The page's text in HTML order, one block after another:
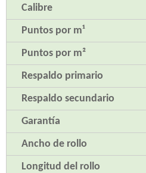
Calibre
Puntos por m¹
Puntos por m²
Respaldo primario
Respaldo secundario
Garantía
Ancho de rollo
Longitud del rollo